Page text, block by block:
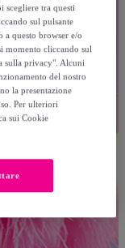
scegliere tra questi
sul pulsante
a questo browser e/o
momento cliccando sul
sulla privacy". Alcuni
del nostro
la presentazione
Per ulteriori
sui Cookie